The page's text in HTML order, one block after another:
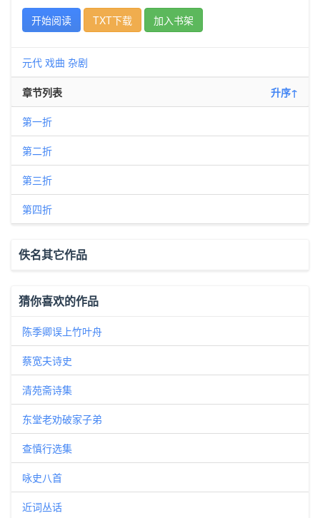
开始阅读
TXT下载 加入书架
元代 戏曲 杂剧
章节列表 升序↑
第一折
第二折
第三折
第四折
佚名其它作品
猜你喜欢的作品
陈季卿误上竹叶舟
蔡宽夫诗史
清苑斋诗集
东堂老劝破家子弟
查慎行选集
咏史八首
近词丛话